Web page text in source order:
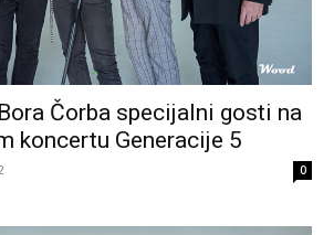
Čorba specijalni gosti na
koncertu Generacije 5
0